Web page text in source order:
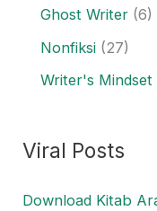
Ghost Writer (6)
Nonfiksi (27)
Writer's Mindset
Viral Posts
Download Kitab